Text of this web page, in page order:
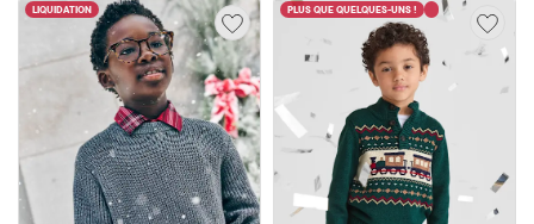
LIQUIDATION PLUS QUE QUELQUES-UNS !